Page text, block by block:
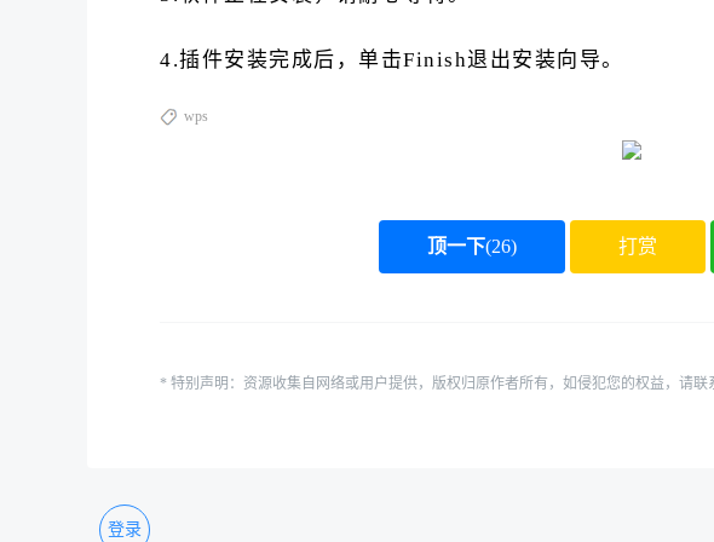
4.插件安装完成后，单击Finish退出安装向导。
wps
顶一下(26) 打赏
* 特别声明：资源收集自网络或用户提供，版权归原作者所有，如侵犯您的权益，请联
登录